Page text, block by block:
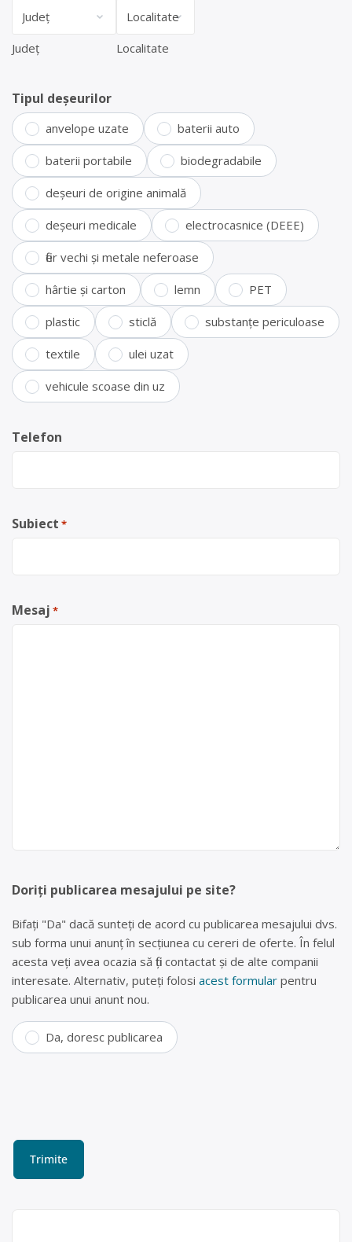
Județ Localitate
Tipul deșeurilor
anvelope uzate baterii auto
baterii portabile biodegradabile
deșeuri de origine animală
deșeuri medicale electrocasnice (DEEE)
fier vechi și metale neferoase
hârtie și carton lemn PET
plastic sticlă substanțe periculoase
textile ulei uzat
vehicule scoase din uz
Telefon
Subiect *
Mesaj *
Doriți publicarea mesajului pe site?
Bifați "Da" dacă sunteți de acord cu publicarea mesajului dvs.
sub forma unui anunț în secțiunea cu cereri de oferte. În felul
acesta veți avea ocazia să fiți contactat și de alte companii
interesate. Alternativ, puteți folosi acest formular pentru
publicarea unui anunt nou.
Da, doresc publicarea